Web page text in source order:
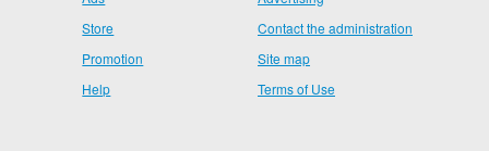
Store
Promotion
Help
Contact the administration
Site map
Terms of Use